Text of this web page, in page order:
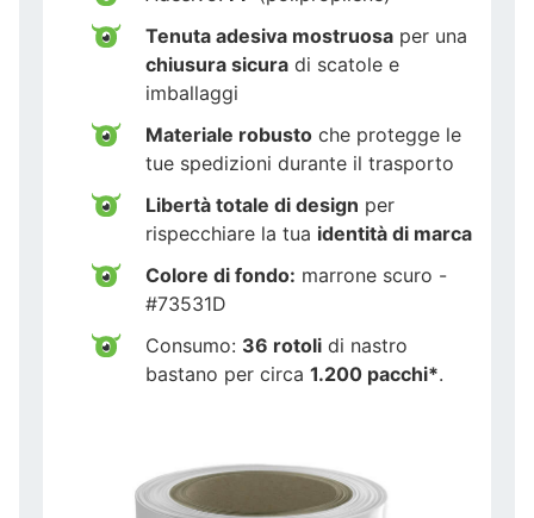
Tenuta adesiva mostruosa per una
chiusura sicura di scatole e
imballaggi
Materiale robusto che protegge le
tue spedizioni durante il trasporto
Libertà totale di design per
rispecchiare la tua identità di marca
Colore di fondo: marrone scuro -
#73531D
Consumo: 36 rotoli di nastro
bastano per circa 1.200 pacchi*.